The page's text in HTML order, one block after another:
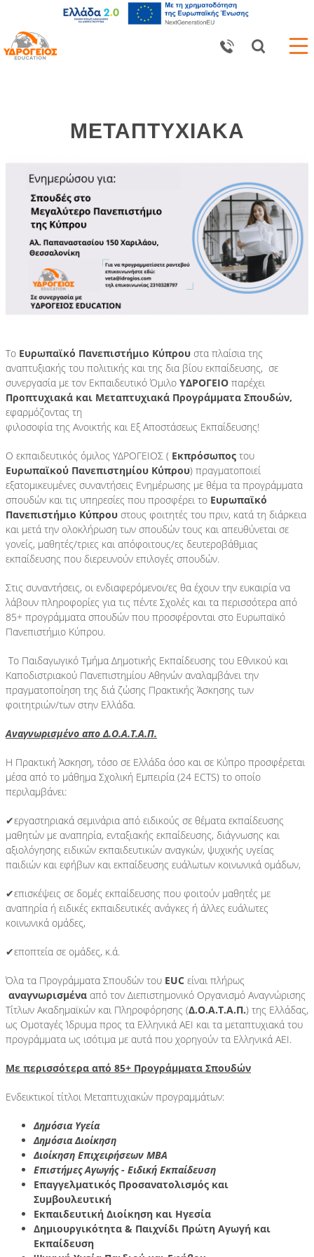
Υδρόγειος Καμάρα
+30 2310 328797
ΜΕΤΑΠΤΥΧΙΑΚΑ
Το Ευρωπαϊκό Πανεπιστήμιο Κύπρου στα πλαίσια της
αναπτυξιακής του πολιτικής και της δια βίου εκπαίδευσης, σε
συνεργασία με τον Εκπαιδευτικό Όμιλο ΥΔΡΟΓΕΙΟ παρέχει
Προπτυχιακά και Μεταπτυχιακά Προγράμματα Σπουδών,
εφαρμόζοντας τη
φιλοσοφία της Ανοικτής και Εξ Αποστάσεως Εκπαίδευσης!
Ο εκπαιδευτικός όμιλος ΥΔΡΟΓΕΙΟΣ ( Εκπρόσωπος του
Ευρωπαϊκού Πανεπιστημίου Κύπρου) πραγματοποιεί
εξατομικευμένες συναντήσεις Ενημέρωσης με θέμα τα προγράμματα
σπουδών και τις υπηρεσίες που προσφέρει το Ευρωπαϊκό
Πανεπιστήμιο Κύπρου στους φοιτητές του πριν, κατά τη διάρκεια
και μετά την ολοκλήρωση των σπουδών τους και απευθύνεται σε
γονείς, μαθητές/τριες και απόφοιτους/ες δευτεροβάθμιας
εκπαίδευσης που διερευνούν επιλογές σπουδών.
Στις συναντήσεις, οι ενδιαφερόμενοι/ες θα έχουν την ευκαιρία να
λάβουν πληροφορίες για τις πέντε Σχολές και τα περισσότερα από
85+ προγράμματα σπουδών που προσφέρονται στο Ευρωπαϊκό
Πανεπιστήμιο Κύπρου.
Το Παιδαγωγικό Τμήμα Δημοτικής Εκπαίδευσης του Εθνικού και
Καποδιστριακού Πανεπιστημίου Αθηνών αναλαμβάνει την
πραγματοποίηση της διά ζώσης Πρακτικής Άσκησης των
φοιτητριών/των στην Ελλάδα.
Αναγνωρισμένο απο Δ.Ο.Α.Τ.Α.Π.
Η Πρακτική Άσκηση, τόσο σε Ελλάδα όσο και σε Κύπρο προσφέρεται
μέσα από το μάθημα Σχολική Εμπειρία (24 ECTS) το οποίο
περιλαμβάνει:
✔εργαστηριακά σεμινάρια από ειδικούς σε θέματα εκπαίδευσης
μαθητών με αναπηρία, ενταξιακής εκπαίδευσης, διάγνωσης και
αξιολόγησης ειδικών εκπαιδευτικών αναγκών, ψυχικής υγείας
παιδιών και εφήβων και εκπαίδευσης ευάλωτων κοινωνικά ομάδων,
✔επισκέψεις σε δομές εκπαίδευσης που φοιτούν μαθητές με
αναπηρία ή ειδικές εκπαιδευτικές ανάγκες ή άλλες ευάλωτες
κοινωνικά ομάδες,
✔εποπτεία σε ομάδες, κ.ά.
Όλα τα Προγράμματα Σπουδών του EUC είναι πλήρως
αναγνωρισμένα από τον Διεπιστημονικό Οργανισμό Αναγνώρισης
Τίτλων Ακαδημαϊκών και Πληροφόρησης (Δ.Ο.Α.Τ.Α.Π.) της Ελλάδας,
ως Ομοταγές Ίδρυμα προς τα Ελληνικά ΑΕΙ και τα μεταπτυχιακά του
προγράμματα ως ισότιμα με αυτά που χορηγούν τα Ελληνικά ΑΕΙ.
Με περισσότερα από 85+ Προγράμματα Σπουδών
Ενδεικτικοί τίτλοι Μεταπτυχιακών προγραμμάτων:
Δημόσια Υγεία
Δημόσια Διοίκηση
Διοίκηση Επιχειρήσεων MBA
Επιστήμες Αγωγής - Ειδική Εκπαίδευση
Επαγγελματικός Προσανατολισμός και
Συμβουλευτική
Εκπαιδευτική Διοίκηση και Ηγεσία
Δημιουργικότητα & Παιχνίδι Πρώτη Αγωγή και
Εκπαίδευση